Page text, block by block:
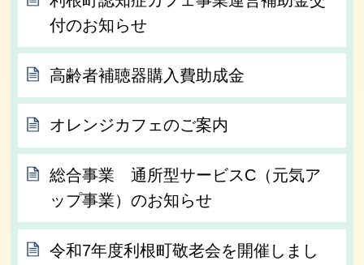
付のお知らせ
高齢者補聴器購入費助成金
オレンジカフェのご案内
総合事業 通所型サービスC（元気ア
ップ事業）のお知らせ
令和7年度利根町敬老会を開催しまし